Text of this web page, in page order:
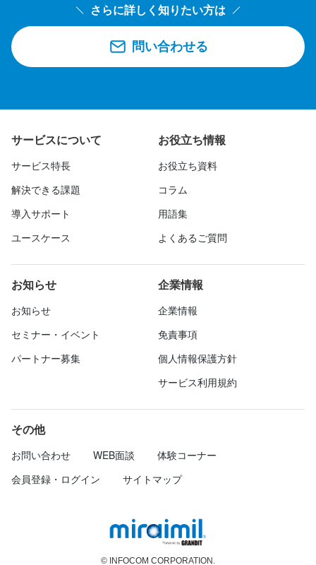
さらに詳しく知りたい方は
問い合わせる
© INFOCOM CORPORATION.
サービスについて
サービス特長
解決できる課題
導入サポート
ユースケース
お役立ち情報
お役立ち資料
コラム
用語集
よくあるご質問
お知らせ
お知らせ
セミナー・イベント
パートナー募集
企業情報
企業情報
免責事項
個人情報保護方針
サービス利用規約
その他
お問い合わせ WEB面談
体験コーナー
会員登録・ログイン
サイトマップ